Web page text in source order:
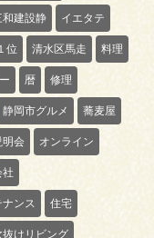
和建設静 イエタテ
位 清水区馬走 料理
暦 修理
静岡市グルメ 蕎麦屋
明会 オンライン
社
ナンス 住宅
抜けリビング